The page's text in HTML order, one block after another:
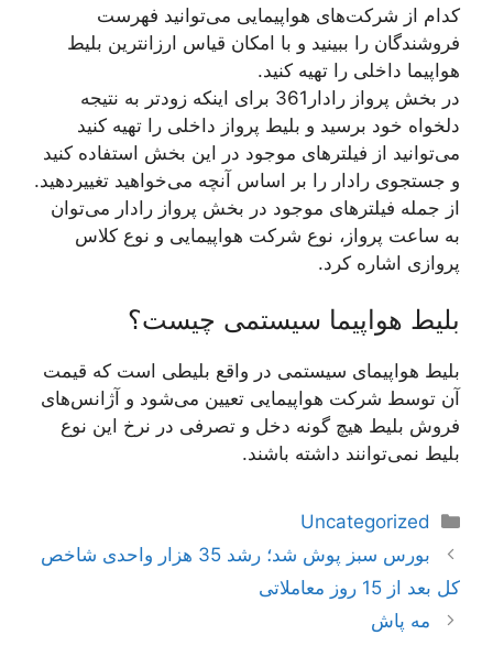
کدام از شرکت‌های هواپیمایی می‌توانید فهرست
فروشندگان را ببینید و با امکان قیاس ارزانترین بلیط
هواپیما داخلی را تهیه کنید.
در بخش پرواز رادار361 برای اینکه زودتر به نتیجه
دلخواه خود برسید و بلیط پرواز داخلی را تهیه کنید
می‌توانید از فیلتر‌های موجود در این بخش استفاده کنید
و جستجوی رادار را بر اساس آنچه می‌خواهید تغییردهید.
از جمله فیلترهای موجود در بخش پرواز رادار می‌توان
به ساعت پرواز، نوع شرکت هواپیمایی و نوع کلاس
پروازی اشاره کرد.
بلیط هواپیما سیستمی چیست؟
بلیط هواپیمای سیستمی در واقع بلیطی است که قیمت
آن توسط شرکت هواپیمایی تعیین می‌شود و آژانس‌های
فروش بلیط هیچ گونه دخل و تصرفی در نرخ این نوع
بلیط نمی‌توانند داشته باشند.
دسته‌ها
Uncategorized
ناوبری
نوشته‌ها
بورس سبز پوش شد؛ رشد 35 هزار واحدی شاخص
کل بعد از 15 روز معاملاتی
مه پاش